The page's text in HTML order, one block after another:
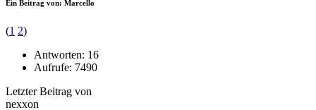
Ein Beitrag von: Marcello
(1 2)
Antworten: 16
Aufrufe: 7490
Letzter Beitrag von
nexxon